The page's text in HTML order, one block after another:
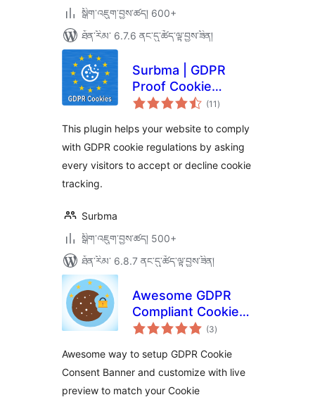
སྒྲིག་འཇུག་བྱས་ཚད། 600+
ཐོན་རིམ་ 6.7.6 ནང་དུ་ཚོད་ལྟ་བྱས་ཟིན།
Surbma | GDPR
Proof Cookie
Consent & Notice
(11 གདེང་
འཇོག་
ཚང་།
)
This plugin helps your website to comply
with GDPR cookie regulations by asking
every visitors to accept or decline cookie
tracking.
Surbma
སྒྲིག་འཇུག་བྱས་ཚད། 500+
ཐོན་རིམ་ 6.8.7 ནང་དུ་ཚོད་ལྟ་བྱས་ཟིན།
Awesome GDPR
Compliant Cookie
Consent and Notice
(3གདེང་
འཇོག་
ཚང་།
)
Awesome way to setup GDPR Cookie
Consent Banner and customize with live
preview to match your Cookie